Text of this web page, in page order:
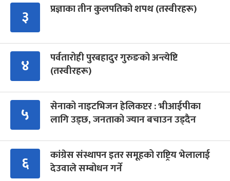
३ प्रज्ञाका तीन कुलपतिको शपथ (तस्वीरहरू)
४
पर्वतारोही पुरबहादुर गुरुङको अन्त्येष्टि
(तस्वीरहरू)
५
सेनाको नाइटभिजन हेलिकप्टर : भीआईपीका
लागि उड्छ, जनताको ज्यान बचाउन उड्दैन
६
कांग्रेस संस्थापन इतर समूहको राष्ट्रिय भेलालाई
देउवाले सम्बोधन गर्ने